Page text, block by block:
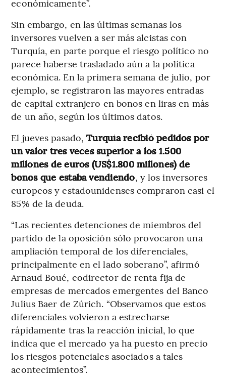
económicamente”.
Sin embargo, en las últimas semanas los
inversores vuelven a ser más alcistas con
Turquía, en parte porque el riesgo político no
parece haberse trasladado aún a la política
económica. En la primera semana de julio, por
ejemplo, se registraron las mayores entradas
de capital extranjero en bonos en liras en más
de un año, según los últimos datos.
El jueves pasado,Turquía recibió pedidos por
un valor tres veces superior a los 1.500
millones de euros (US$1.800 millones) de
bonos que estaba vendiendo, y los inversores
europeos y estadounidenses compraron casi el
85% de la deuda.
“Las recientes detenciones de miembros del
partido de la oposición sólo provocaron una
ampliación temporal de los diferenciales,
principalmente en el lado soberano”, afirmó
Arnaud Boué, codirector de renta fija de
empresas de mercados emergentes del Banco
Julius Baer de Zúrich. “Observamos que estos
diferenciales volvieron a estrecharse
rápidamente tras la reacción inicial, lo que
indica que el mercado ya ha puesto en precio
los riesgos potenciales asociados a tales
acontecimientos”.